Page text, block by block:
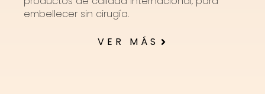
embellecer sin cirugía.
VER MÁS